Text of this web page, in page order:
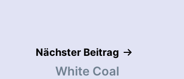
Nächster Beitrag
White Coal